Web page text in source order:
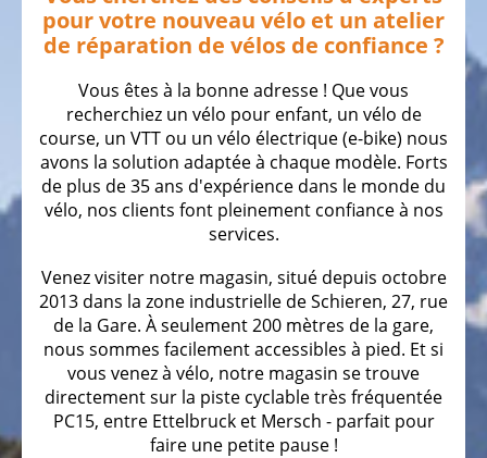
Vélos
gravel
Vélos
tout
terrain,
VTT
Vélos
randonnée
Vélos
tout
chemin
VTC
Vélos
pour votre nouveau vélo et un atelier
de réparation de vélos de confiance ?
Vous êtes à la bonne adresse ! Que vous
recherchiez un vélo pour enfant, un vélo de
course, un VTT ou un vélo électrique (e-bike) nous
avons la solution adaptée à chaque modèle. Forts
de plus de 35 ans d'expérience dans le monde du
vélo, nos clients font pleinement confiance à nos
services.
Venez visiter notre magasin, situé depuis octobre
2013 dans la zone industrielle de Schieren, 27, rue
de la Gare. À seulement 200 mètres de la gare,
nous sommes facilement accessibles à pied. Et si
vous venez à vélo, notre magasin se trouve
directement sur la piste cyclable très fréquentée
PC15, entre Ettelbruck et Mersch - parfait pour
faire une petite pause !